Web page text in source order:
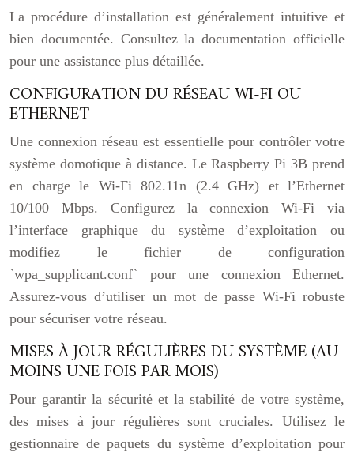
La procédure d’installation est généralement intuitive et
bien documentée. Consultez la documentation officielle
pour une assistance plus détaillée.
CONFIGURATION DU RÉSEAU WI-FI OU
ETHERNET
Une connexion réseau est essentielle pour contrôler votre
système domotique à distance. Le Raspberry Pi 3B prend
en charge le Wi-Fi 802.11n (2.4 GHz) et l’Ethernet
10/100 Mbps. Configurez la connexion Wi-Fi via
l’interface graphique du système d’exploitation ou
modifiez le fichier de configuration
`wpa_supplicant.conf` pour une connexion Ethernet.
Assurez-vous d’utiliser un mot de passe Wi-Fi robuste
pour sécuriser votre réseau.
MISES À JOUR RÉGULIÈRES DU SYSTÈME (AU
MOINS UNE FOIS PAR MOIS)
Pour garantir la sécurité et la stabilité de votre système,
des mises à jour régulières sont cruciales. Utilisez le
gestionnaire de paquets du système d’exploitation pour